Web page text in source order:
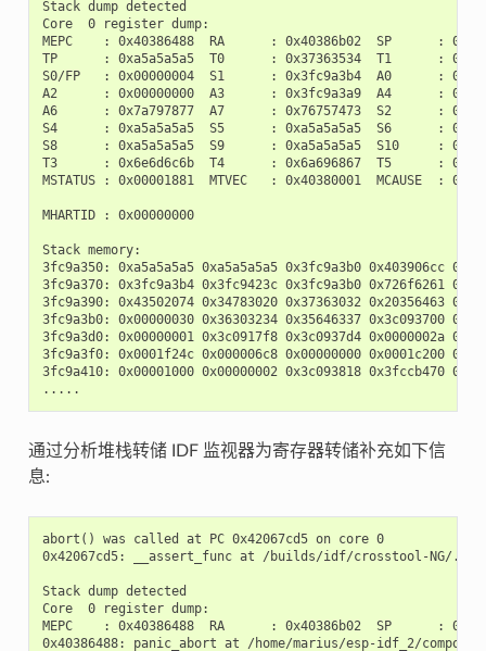
Stack dump detected
Core  0 register dump:
MEPC    : 0x40386488  RA      : 0x40386b02  SP      :
TP      : 0xa5a5a5a5  T0      : 0x37363534  T1      :
S0/FP   : 0x00000004  S1      : 0x3fc9a3b4  A0      :
A2      : 0x00000000  A3      : 0x3fc9a3a9  A4      :
A6      : 0x7a797877  A7      : 0x76757473  S2      :
S4      : 0xa5a5a5a5  S5      : 0xa5a5a5a5  S6      :
S8      : 0xa5a5a5a5  S9      : 0xa5a5a5a5  S10     :
T3      : 0x6e6d6c6b  T4      : 0x6a696867  T5      :
MSTATUS : 0x00001881  MTVEC   : 0x40380001  MCAUSE  :
MHARTID : 0x00000000
Stack memory:
3fc9a350: 0xa5a5a5a5 0xa5a5a5a5 0x3fc9a3b0 0x403906cc
3fc9a370: 0x3fc9a3b4 0x3fc9423c 0x3fc9a3b0 0x726f6261
3fc9a390: 0x43502074 0x34783020 0x37363032 0x20356463
3fc9a3b0: 0x00000030 0x36303234 0x35646337 0x3c093700
3fc9a3d0: 0x00000001 0x3c0917f8 0x3c0937d4 0x0000002a
3fc9a3f0: 0x0001f24c 0x000006c8 0x00000000
3fc9a410: 0x00001000 0x00000002 0x3c093818 0x3fccb470
通过分析堆栈转储 IDF 监视器为寄存器转储补充如下信
息:
abort() was called at PC 0x42067cd5 on core 0
0x42067cd5: __assert_func at /builds/idf/crosstool-NG/
Stack dump detected
Core  0 register dump:
MEPC    : 0x40386488  RA      : 0x40386b02  SP      :
0x40386488: panic_abort at /home/marius/esp-idf_2/